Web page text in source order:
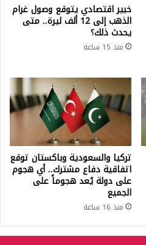
خبير اقتصادي يتوقع وصول غرام
الذهب إلى 12 ألف ليرة.. متى
يحدث ذلك؟
منذ 15 ساعة
تركيا والسعودية وباكستان توقع
اتفاقية دفاع مشترك.. أي هجوم
على دولة يُعد هجوماً على
الجميع
منذ 16 ساعة